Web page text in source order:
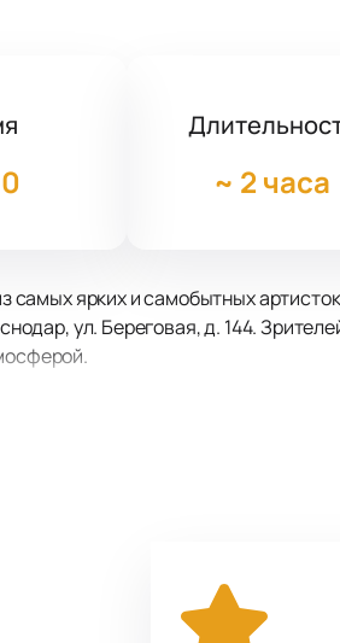
~ 2 часа
самых ярких и самобытных
ул. Береговая, д. 144.
ставшие любимыми у публики.
разные настроения — от